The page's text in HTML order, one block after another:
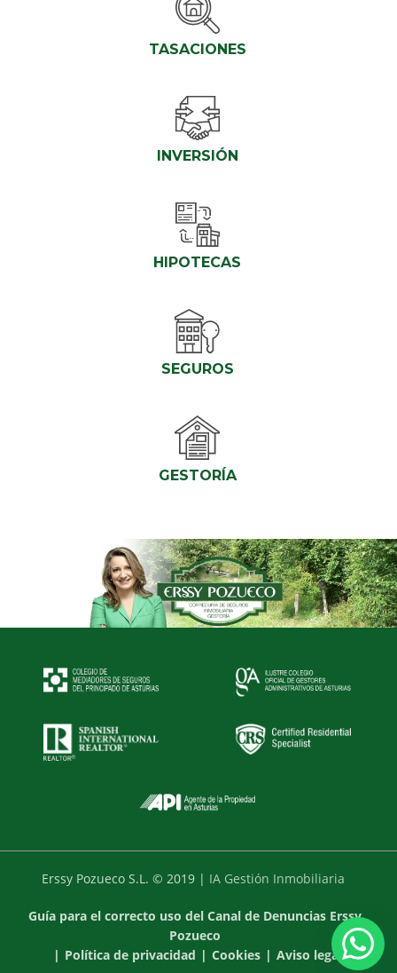
TASACIONES
INVERSIÓN
HIPOTECAS
SEGUROS
GESTORÍA
Erssy Pozueco S.L. © 2019 | IA Gestión Inmobiliaria
Guía para el correcto uso del Canal de Denuncias Erssy
Pozueco
| Política de privacidad | Cookies | Aviso legal